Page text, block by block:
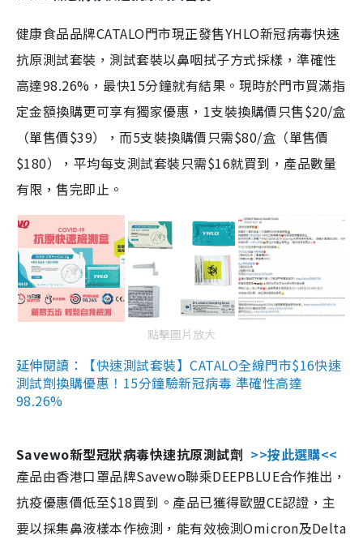
健康食品品牌CATALO門市現正發售YHLO新冠病毒快速
抗原測試套裝，測試套裝以鼻咽拭子方式採樣，準確性
高達98.26%，最快15分鐘就有結果。現時於門市買滿指
定金額換購更可享有獨家優惠，1支裝換購價只售$20/盒
（單售價$39），而5支裝換購價只需$80/盒（單售價
$180），平均每支測試套裝只需$16就買到，產品數量
有限，售完即止。
點擊圖片放大
延伸閱讀：【快速測試套裝】CATALO全線門市$16快速
測試劑換購優惠！15分鐘驗新冠病毒 準確性高達
98.26%
Savewo新型冠狀病毒快速抗原測試劑 >>按此選購<<
產品由香港口罩品牌Savewo聯乘DEEPBLUE合作推出，
抗疫優惠價低至$18買到。產品已獲得歐盟CE認證，主
要以採集鼻液樣本作檢測，能有效檢測Omicron及Delta